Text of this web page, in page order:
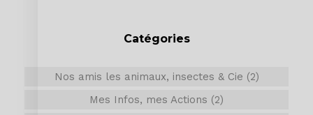
Catégories
Nos amis les animaux, insectes & Cie (2)
Mes Infos, mes Actions (2)